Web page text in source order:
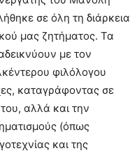
σε όλη τη διάρκεια
μας ζητήματος. Τα
με τον
φιλόλογου
καταγράφοντας σε
αλλά και την
(όπως
και της